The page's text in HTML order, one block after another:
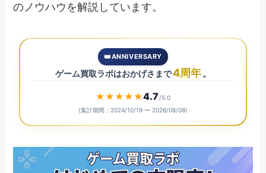
のノウハウを解説しています。
👑ANNIVERSARY
ゲーム買取ラボはおかげさまで4周年。
★★★★★4.7 /5.0
(集計期間：2024/10/19 〜 2026/08/08)